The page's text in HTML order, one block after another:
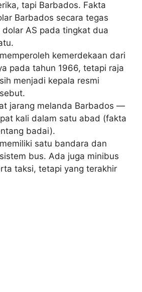
tapi Barbados. Fakta
Barbados secara tegas
AS pada tingkat dua
kemerdekaan dari
pada tahun 1966, tetapi raja
menjadi kepala resmi
jarang melanda Barbados —
kali dalam satu abad (fakta
badai).
satu bandara dan
bus. Ada juga minibus
taksi, tetapi yang terakhir